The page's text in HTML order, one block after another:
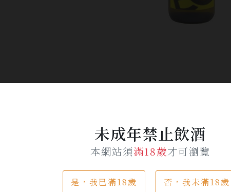
未成年禁止飲酒
本網站須滿18歲才可瀏覽
是，我已滿18歲 否，我未滿18歲